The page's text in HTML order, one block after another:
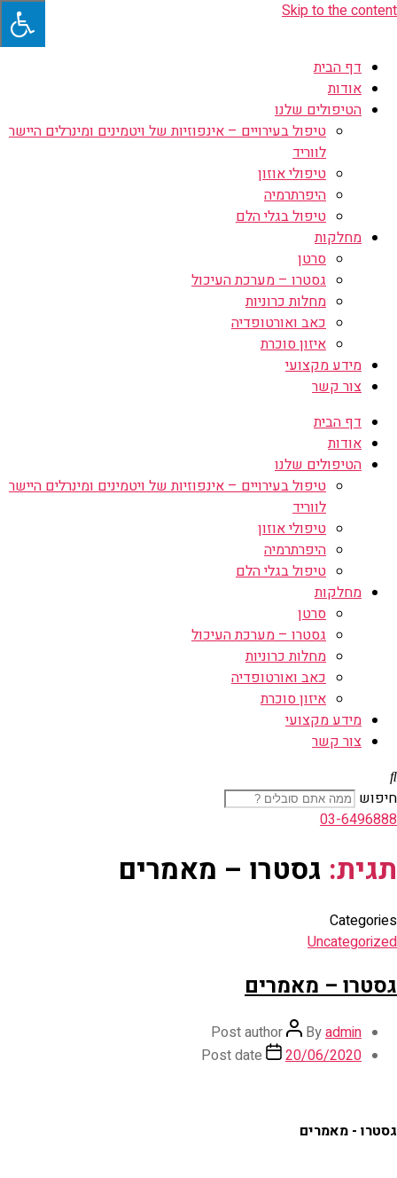
Skip to the content
דף הבית
אודות
הטיפולים שלנו
טיפול בעירויים – אינפוזיות של ויטמינים ומינרלים היישר
לווריד
טיפולי אוזון
היפרתרמיה
טיפול בגלי הלם
מחלקות
סרטן
גסטרו – מערכת העיכול
מחלות כרוניות
כאב ואורטופדיה
איזון סוכרת
מידע מקצועי
צור קשר
דף הבית
אודות
הטיפולים שלנו
טיפול בעירויים – אינפוזיות של ויטמינים ומינרלים היישר
לווריד
טיפולי אוזון
היפרתרמיה
טיפול בגלי הלם
מחלקות
סרטן
גסטרו – מערכת העיכול
מחלות כרוניות
כאב ואורטופדיה
איזון סוכרת
מידע מקצועי
צור קשר
חיפוש
03-6496888
תגית: גסטרו – מאמרים
Categories
Uncategorized
גסטרו – מאמרים
Post author Byadmin
Post date
20/06/2020
גסטרו - מאמרים